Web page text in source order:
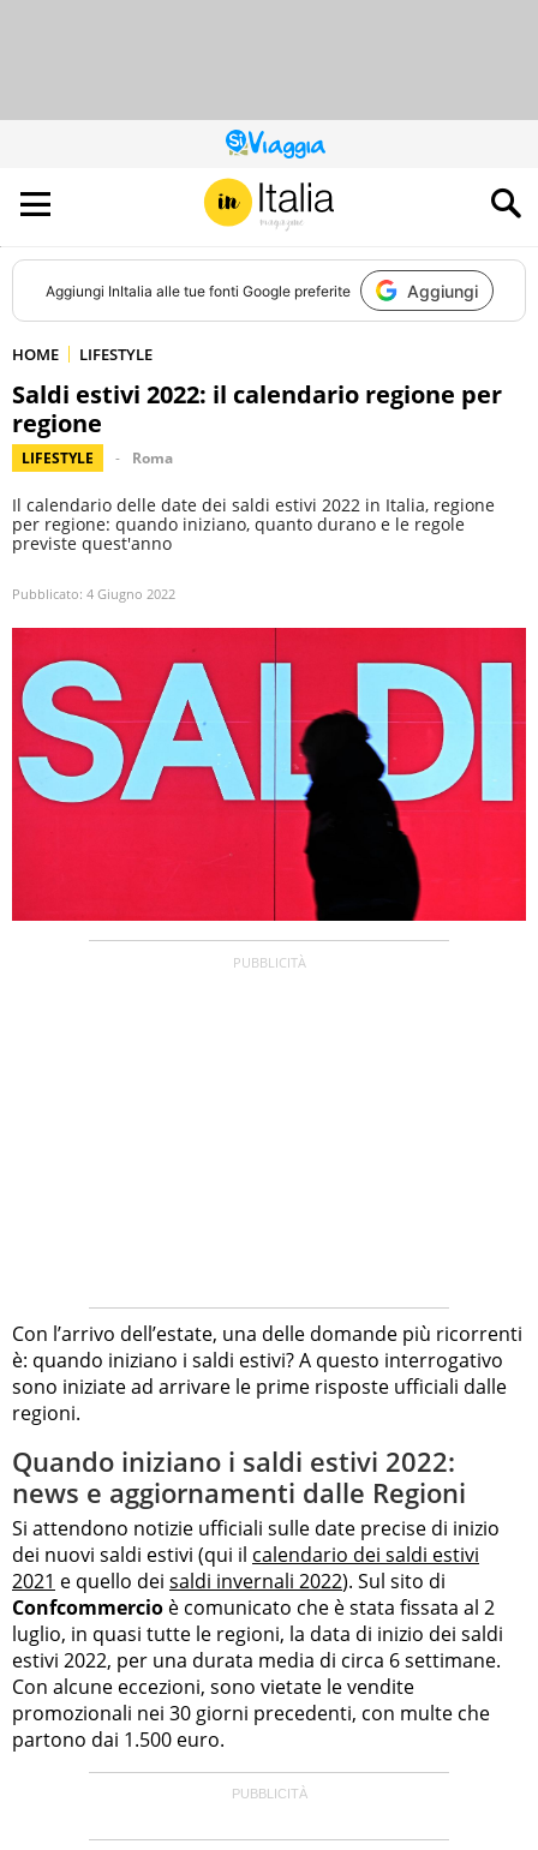
QUESTO
SITO
CONTRIBUISCE
ALL’AUDIENCE
DI
Aggiungi InItalia alle tue fonti Google preferite Aggiungi
HOME LIFESTYLE
Saldi estivi 2022: il calendario regione per
regione
LIFESTYLE Roma
Il calendario delle date dei saldi estivi 2022 in Italia, regione
per regione: quando iniziano, quanto durano e le regole
previste quest'anno
Pubblicato: 4 Giugno 2022
Con l’arrivo dell’estate, una delle domande più ricorrenti
è: quando iniziano i saldi estivi? A questo interrogativo
sono iniziate ad arrivare le prime risposte ufficiali dalle
regioni.
Quando iniziano i saldi estivi 2022:
news e aggiornamenti dalle Regioni
Si attendono notizie ufficiali sulle date precise di inizio
dei nuovi saldi estivi (qui il calendario dei saldi estivi
2021 e quello dei saldi invernali 2022). Sul sito di
Confcommercio è comunicato che è stata fissata al 2
luglio, in quasi tutte le regioni, la data di inizio dei saldi
estivi 2022, per una durata media di circa 6 settimane.
Con alcune eccezioni, sono vietate le vendite
promozionali nei 30 giorni precedenti, con multe che
partono dai 1.500 euro.